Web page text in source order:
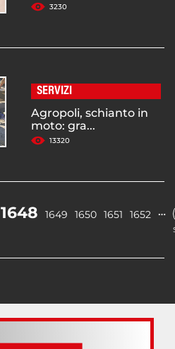
3230
SERVIZI
Agropoli, schianto in
moto: gra...
13320
1648 1649 1650 1651 1652 …